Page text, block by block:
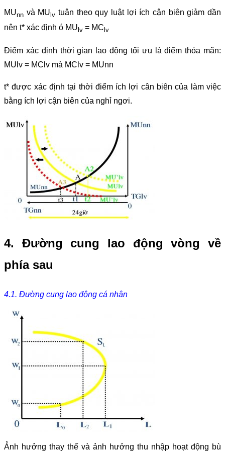
MUnn và MUlv tuân theo quy luật lợi ích cận biên giảm dần
nên t* xác định ó MU lv = MC lv
Điểm xác định thời gian lao động tối ưu là điểm thỏa mãn:
MUlv = MClv mà MClv = MUnn
t* được xác định tại thời điểm ích lợi cân biên của làm việc
bằng ích lợi cận biên của nghỉ ngơi.
4. Đường cung lao động vòng về
phía sau
4.1. Đường cung lao động cá nhân
Ảnh hưởng thay thế và ảnh hưởng thu nhập hoạt động bù